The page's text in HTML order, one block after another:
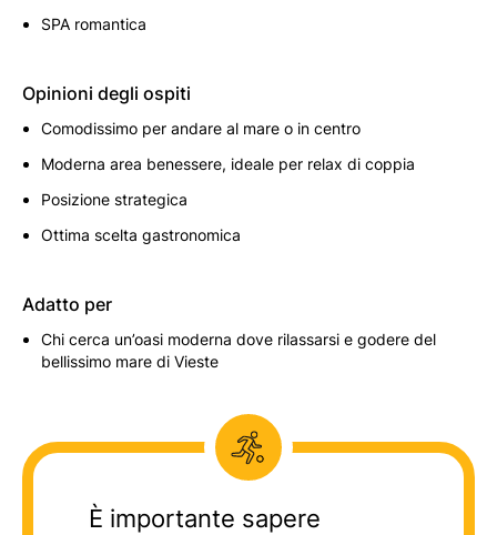
SPA romantica
Opinioni degli ospiti
Comodissimo per andare al mare o in centro
Moderna area benessere, ideale per relax di coppia
Posizione strategica
Ottima scelta gastronomica
Adatto per
Chi cerca un’oasi moderna dove rilassarsi e godere del
bellissimo mare di Vieste
È importante sapere